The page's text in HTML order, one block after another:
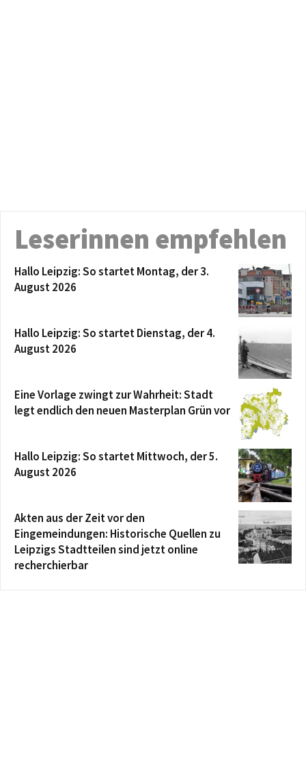
Leserinnen empfehlen
Hallo Leipzig: So startet Montag, der 3.
August 2026
Hallo Leipzig: So startet Dienstag, der 4.
August 2026
Eine Vorlage zwingt zur Wahrheit: Stadt
legt endlich den neuen Masterplan Grün vor
Hallo Leipzig: So startet Mittwoch, der 5.
August 2026
Akten aus der Zeit vor den
Eingemeindungen: Historische Quellen zu
Leipzigs Stadtteilen sind jetzt online
recherchierbar